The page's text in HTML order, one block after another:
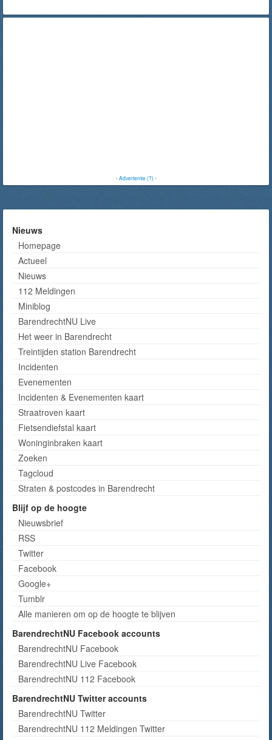
-Advertentie (?)-
Nieuws
Homepage
Actueel
Nieuws
112 Meldingen
Miniblog
BarendrechtNU Live
Het weer in Barendrecht
Treintijden station Barendrecht
Incidenten
Evenementen
Incidenten & Evenementen kaart
Straatroven kaart
Fietsendiefstal kaart
Woninginbraken kaart
Zoeken
Tagcloud
Straten & postcodes in Barendrecht
Blijf op de hoogte
Nieuwsbrief
RSS
Twitter
Facebook
Google+
Tumblr
Alle manieren om op de hoogte te blijven
BarendrechtNU Facebook accounts
BarendrechtNU Facebook
BarendrechtNU Live Facebook
BarendrechtNU 112 Facebook
BarendrechtNU Twitter accounts
BarendrechtNU Twitter
BarendrechtNU 112 Meldingen Twitter